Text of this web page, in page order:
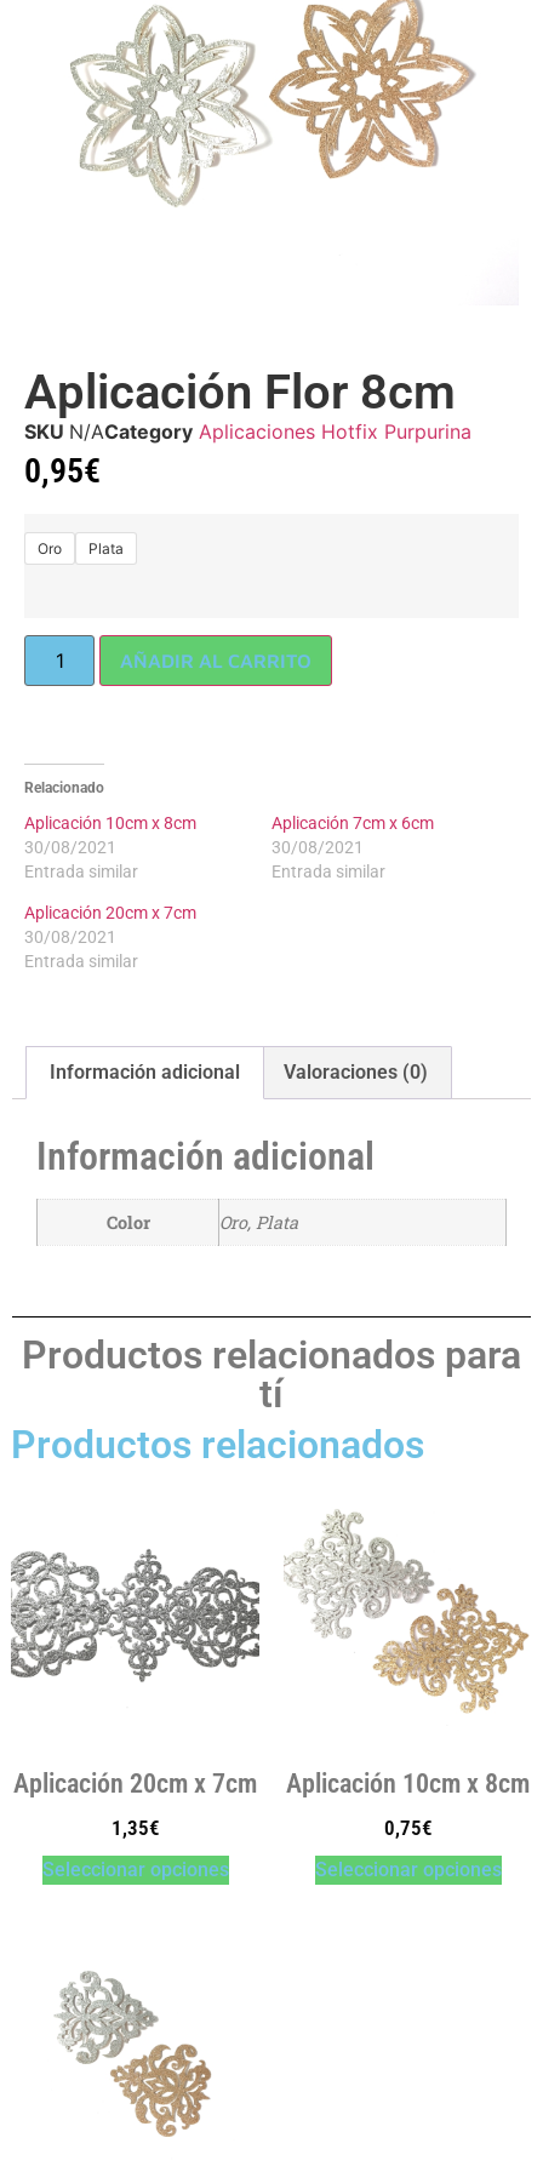
Aplicación Flor 8cm
SKU N/ACategory Aplicaciones Hotfix Purpurina
0,95€
Oro Plata
AÑADIR AL CARRITO
Relacionado
Aplicación 10cm x 8cm
30/08/2021
Entrada similar
Aplicación 7cm x 6cm
30/08/2021
Entrada similar
Aplicación 20cm x 7cm
30/08/2021
Entrada similar
Información adicional Valoraciones (0)
Información adicional
Color Oro, Plata
Productos relacionados para
tí
Productos relacionados
Aplicación 20cm x 7cm
1,35€
Seleccionar opciones
Aplicación 10cm x 8cm
0,75€
Seleccionar opciones